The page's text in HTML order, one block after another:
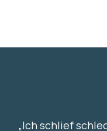
„Ich schlief